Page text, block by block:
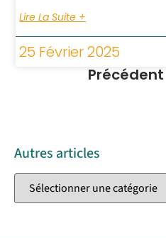
Lire La Suite +
25 Février 2025
Précédent
Autres articles